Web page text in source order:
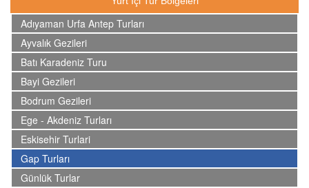
Adıyaman Urfa Antep Turları
Ayvalık Gezileri
Batı Karadeniz Turu
Bayi Gezileri
Bodrum Gezileri
Ege - Akdeniz Turları
Eskisehir Turlari
Gap Turları
Günlük Turlar